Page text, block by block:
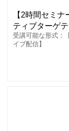
【2時間セミ
ティブターゲ
受講可能な形式：
イブ配信】